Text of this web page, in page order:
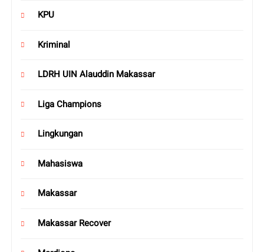
KPU
Kriminal
LDRH UIN Alauddin Makassar
Liga Champions
Lingkungan
Mahasiswa
Makassar
Makassar Recover